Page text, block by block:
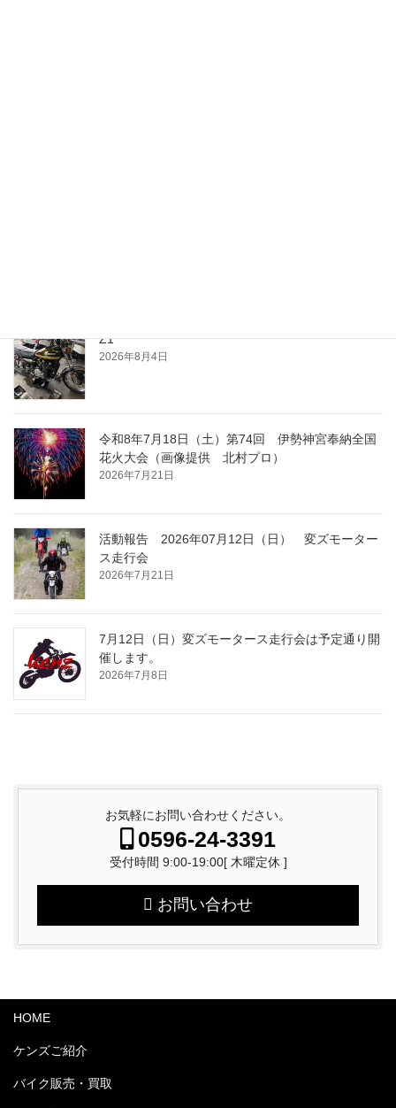
Z1
2026年8月4日
令和8年7月18日（土）第74回 伊勢神宮奉納全国
花火大会（画像提供 北村プロ）
2026年7月21日
活動報告 2026年07月12日（日） 変ズモーター
ス走行会
2026年7月21日
7月12日（日）変ズモータース走行会は予定通り開
催します。
2026年7月8日
お気軽にお問い合わせください。
0596-24-3391
受付時間 9:00-19:00[ 木曜定休 ]
お問い合わせ
HOME
ケンズご紹介
バイク販売・買取